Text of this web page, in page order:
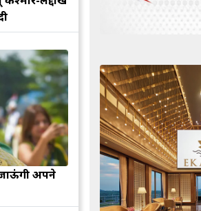
अपने